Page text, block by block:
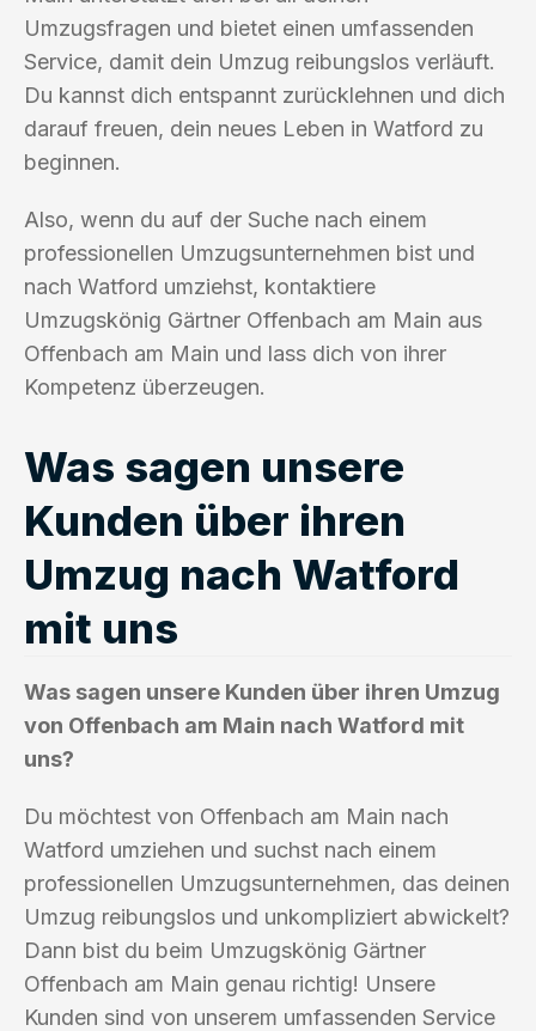
Umzugsfragen und bietet einen umfassenden
Service, damit dein Umzug reibungslos verläuft.
Du kannst dich entspannt zurücklehnen und dich
darauf freuen, dein neues Leben in Watford zu
beginnen.
Also, wenn du auf der Suche nach einem
professionellen Umzugsunternehmen bist und
nach Watford umziehst, kontaktiere
Umzugskönig Gärtner Offenbach am Main aus
Offenbach am Main und lass dich von ihrer
Kompetenz überzeugen.
Was sagen unsere
Kunden über ihren
Umzug nach Watford
mit uns
Was sagen unsere Kunden über ihren Umzug
von Offenbach am Main nach Watford mit
uns?
Du möchtest von Offenbach am Main nach
Watford umziehen und suchst nach einem
professionellen Umzugsunternehmen, das deinen
Umzug reibungslos und unkompliziert abwickelt?
Dann bist du beim Umzugskönig Gärtner
Offenbach am Main genau richtig! Unsere
Kunden sind von unserem umfassenden Service